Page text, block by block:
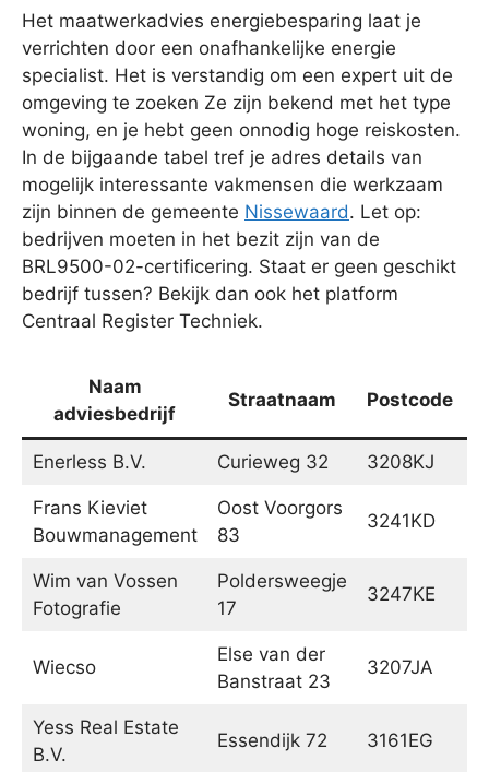
Het maatwerkadvies energiebesparing laat je
verrichten door een onafhankelijke energie
specialist. Het is verstandig om een expert uit de
omgeving te zoeken Ze zijn bekend met het type
woning, en je hebt geen onnodig hoge reiskosten.
In de bijgaande tabel tref je adres details van
mogelijk interessante vakmensen die werkzaam
zijn binnen de gemeente Nissewaard. Let op:
bedrijven moeten in het bezit zijn van de
BRL9500-02-certificering. Staat er geen geschikt
bedrijf tussen? Bekijk dan ook het platform
Centraal Register Techniek.
Naam
adviesbedrijf
Straatnaam Postcode
Enerless B.V. Curieweg 32 3208KJ
Frans Kieviet
Bouwmanagement
Oost Voorgors
83
3241KD
Wim van Vossen
Fotografie
Poldersweegje
17
3247KE
Wiecso
Else van der
Banstraat 23
3207JA
Yess Real Estate
B.V.
Essendijk 72 3161EG